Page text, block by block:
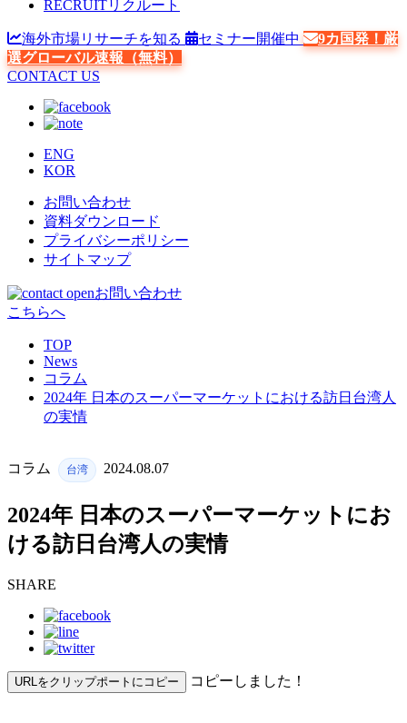
RECRUITリクルート
海外市場リサーチを知る セミナー開催中
9カ国発！厳
選グローバル速報（無料）
CONTACT US
ENG
KOR
お問い合わせ
資料ダウンロード
プライバシーポリシー
サイトマップ
お問い合わせ
こちらへ
TOP
News
コラム
2024年 日本のスーパーマーケットにおける訪日台湾人
の実情
コラム 台湾 2024.08.07
2024年 日本のスーパーマーケットにお
ける訪日台湾人の実情
SHARE
URLをクリップポートにコピー コピーしました！